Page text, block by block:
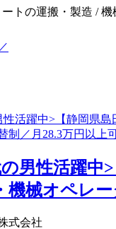
トの運搬・製造 / 機
男性活躍中
機械オペレ
式会社